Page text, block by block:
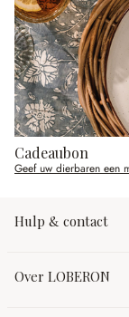
Cadeaubon
Geef uw dierbaren een
Hulp & contact
Over LOBERON